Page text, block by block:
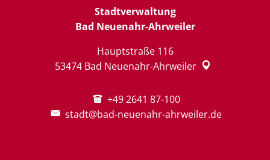
Stadtverwaltung
Bad Neuenahr-Ahrweiler
Hauptstraße 116
53474 Bad Neuenahr-Ahrweiler
+49 2641 87-100
stadt@bad-neuenahr-ahrweiler.de